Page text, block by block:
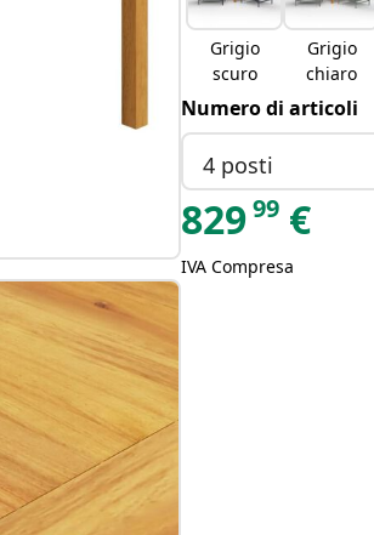
Grigio
scuro
Grigio
chiaro
Numero di articoli
4 posti
82999 €
IVA Compresa